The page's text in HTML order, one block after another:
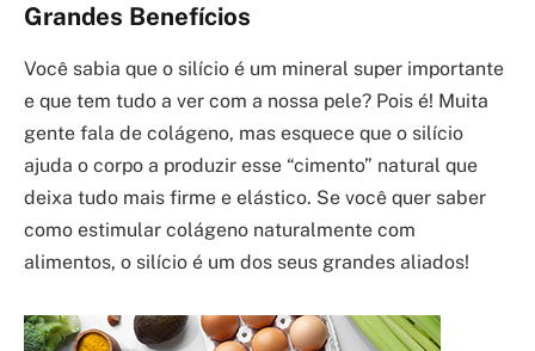
Grandes Benefícios
Você sabia que o silício é um mineral super importante
e que tem tudo a ver com a nossa pele? Pois é! Muita
gente fala de colágeno, mas esquece que o silício
ajuda o corpo a produzir esse “cimento” natural que
deixa tudo mais firme e elástico. Se você quer saber
como estimular colágeno naturalmente com
alimentos, o silício é um dos seus grandes aliados!